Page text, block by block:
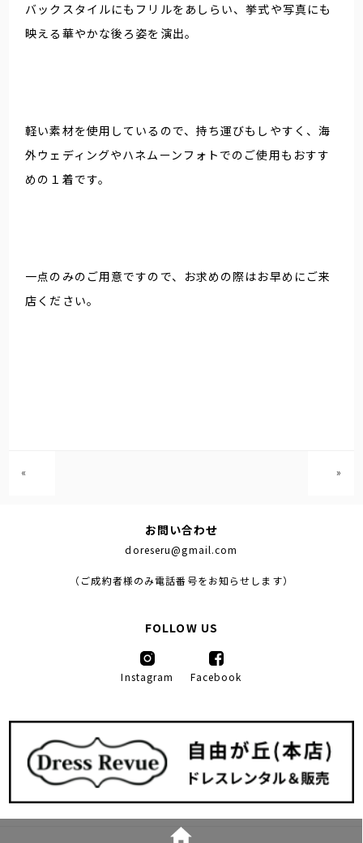
バックスタイルにもフリルをあしらい、挙式や写真にも
映える華やかな後ろ姿を演出。
軽い素材を使用しているので、持ち運びもしやすく、海
外ウェディングやハネムーンフォトでのご使用もおすす
めの１着です。
一点のみのご用意ですので、お求めの際はお早めにご来
店ください。
« »
お問い合わせ
doreseru@gmail.com
（ご成約者様のみ電話番号をお知らせします）
FOLLOW US
Instagram Facebook